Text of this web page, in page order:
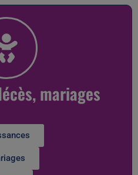
mariages